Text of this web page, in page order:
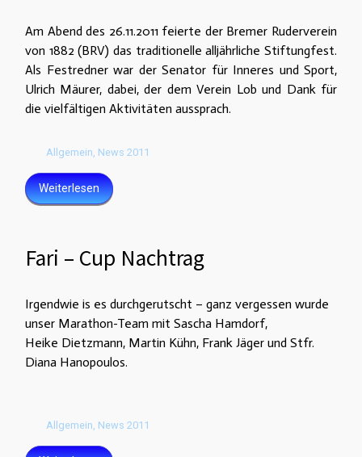
Am Abend des 26.11.2011 feierte der Bremer Ruderverein
von 1882 (BRV) das traditionelle alljährliche Stiftungfest.
Als Festredner war der Senator für Inneres und Sport,
Ulrich Mäurer, dabei, der dem Verein Lob und Dank für
die vielfältigen Aktivitäten aussprach.
Allgemein, News 2011
Weiterlesen
Fari – Cup Nachtrag
Irgendwie is es durchgerutscht – ganz vergessen wurde
unser Marathon-Team mit Sascha Hamdorf,
Heike Dietzmann, Martin Kühn, Frank Jäger und Stfr.
Diana Hanopoulos.
Allgemein, News 2011